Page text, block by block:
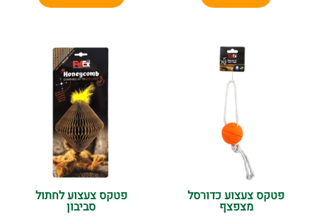
פטקס צעצוע כדורסל
מצפצף
פטקס צעצוע לחתול
סביבון